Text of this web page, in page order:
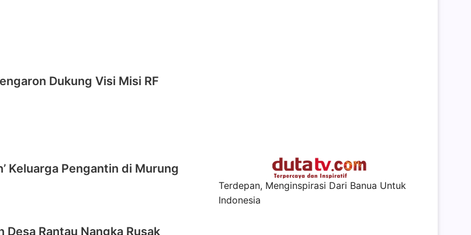
Dukung Visi Misi RF
Keluarga Pengantin di Murung
Desa Rantau Nangka Rusak
Terdepan, Menginspirasi Dari Banua Untuk
Indonesia